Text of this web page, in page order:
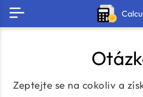
Zeptejte se na cokoliv a